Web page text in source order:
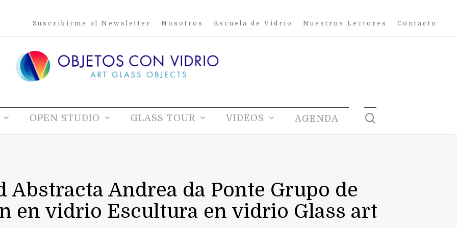
Suscribirme al Newsletter Nosotros Escuela de Vidrio Nuestros Lectores Contacto
OPEN STUDIO GLASS TOUR VIDEOS AGENDA
Abstracta Andrea da Ponte Grupo de
en vidrio Escultura en vidrio Glass art